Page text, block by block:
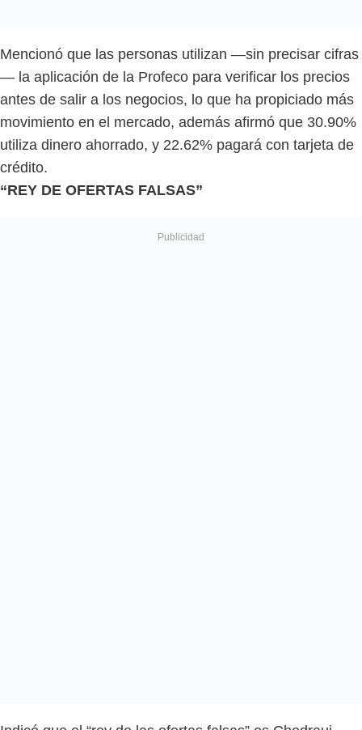
Mencionó que las personas utilizan —sin precisar cifras
— la aplicación de la Profeco para verificar los precios
antes de salir a los negocios, lo que ha propiciado más
movimiento en el mercado, además afirmó que 30.90%
utiliza dinero ahorrado, y 22.62% pagará con tarjeta de
crédito.
“REY DE OFERTAS FALSAS”